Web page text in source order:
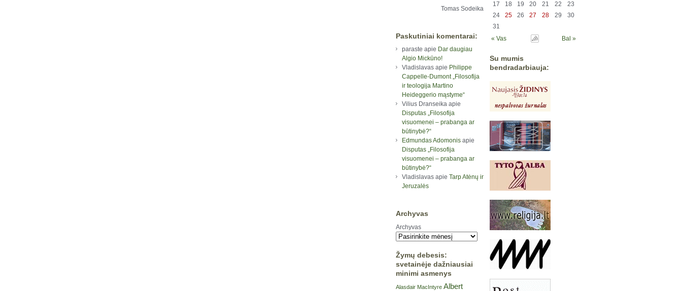
Tomas Sodeika
Paskutiniai komentarai:
paraste apie Dar daugiau
Algio Mickūno!
Vladislavas apie Philippe
Cappelle-Dumont „Filosofija
ir teologija Martino
Heideggerio mąstyme“
Vilius Dranseika apie
Disputas „Filosofija
visuomenei – prabanga ar
būtinybė?“
Edmundas Adomonis apie
Disputas „Filosofija
visuomenei – prabanga ar
būtinybė?“
Vladislavas apie Tarp Atėnų ir
Jeruzalės
Archyvas
Archyvas
Žymų debesis:
svetainėje dažniausiai
minimi asmenys
Alasdair MacIntyre Albert
17
18 19 20 21 22
23
24
25 26 27 28 29
30
31
« Vas
Bal »
Su mumis
bendradarbiauja: